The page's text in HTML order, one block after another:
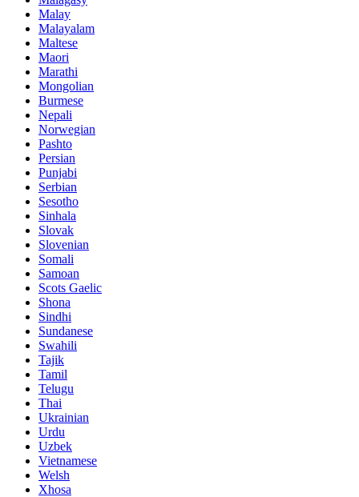
Malay
Malayalam
Maltese
Maori
Marathi
Mongolian
Burmese
Nepali
Norwegian
Pashto
Persian
Punjabi
Serbian
Sesotho
Sinhala
Slovak
Slovenian
Somali
Samoan
Scots Gaelic
Shona
Sindhi
Sundanese
Swahili
Tajik
Tamil
Telugu
Thai
Ukrainian
Urdu
Uzbek
Vietnamese
Welsh
Xhosa